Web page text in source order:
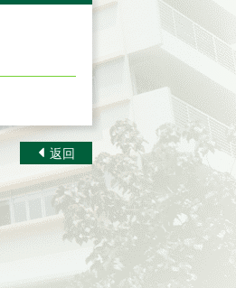
返回